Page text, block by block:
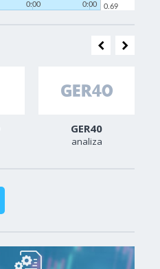
0:00
0:00
0.69
GER40
analiza